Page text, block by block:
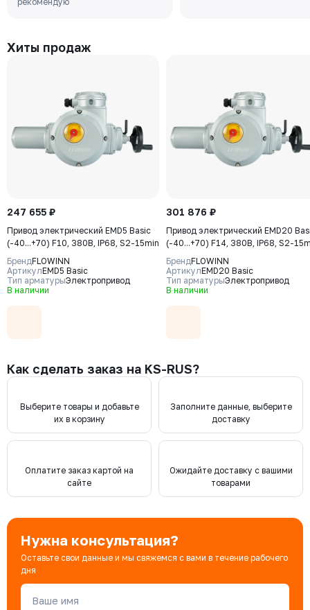
EPDM, М/Ф, рукоятка
Хиты продаж
247 655 ₽
Привод электрический EMD5 Basic
(-40...+70) F10, 380В, IP68, S2-15min
БрендFLOWINN
АртикулEMD5 Basic
Тип арматурыЭлектропривод
В наличии
301 876 ₽
Привод электрический EMD20
(-40...+70) F14, 380В, IP68, S2-
БрендFLOWINN
АртикулEMD20 Basic
Тип арматурыЭлектропривод
В наличии
Как сделать заказ на KS-RUS?
Выберите товары и добавьте
их в корзину
Заполните данные, выберите
доставку
Оплатите заказ картой на
сайте
Ожидайте доставку с вашими
товарами
Нужна консультация?
Оставьте свои данные и мы свяжемся с вами в течение рабочего
дня
Ваше имя